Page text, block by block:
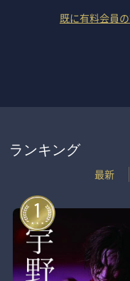
既に有料会員
ランキング
最新
1